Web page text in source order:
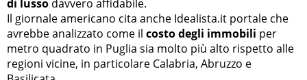
di lusso davvero affidabile.
Il giornale americano cita anche Idealista.it portale che
avrebbe analizzato come il costo degli immobili per
metro quadrato in Puglia sia molto più alto rispetto alle
regioni vicine, in particolare Calabria, Abruzzo e